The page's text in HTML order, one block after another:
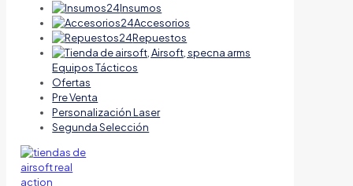
Insumos
Accesorios
Repuestos
Equipos Tácticos
Ofertas
Pre Venta
Personalización Laser
Segunda Selección